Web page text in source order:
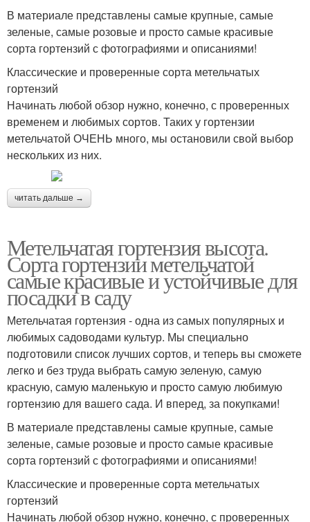
В материале представлены самые крупные, самые
зеленые, самые розовые и просто самые красивые
сорта гортензий с фотографиями и описаниями!
Классические и проверенные сорта метельчатых
гортензий
Начинать любой обзор нужно, конечно, с проверенных
временем и любимых сортов. Таких у гортензии
метельчатой ОЧЕНЬ много, мы остановили свой выбор
нескольких из них.
читать дальше →
Метельчатая гортензия высота.
Сорта гортензии метельчатой
самые красивые и устойчивые для
посадки в саду
Метельчатая гортензия - одна из самых популярных и
любимых садоводами культур. Мы специально
подготовили список лучших сортов, и теперь вы сможете
легко и без труда выбрать самую зеленую, самую
красную, самую маленькую и просто самую любимую
гортензию для вашего сада. И вперед, за покупками!
В материале представлены самые крупные, самые
зеленые, самые розовые и просто самые красивые
сорта гортензий с фотографиями и описаниями!
Классические и проверенные сорта метельчатых
гортензий
Начинать любой обзор нужно, конечно, с проверенных